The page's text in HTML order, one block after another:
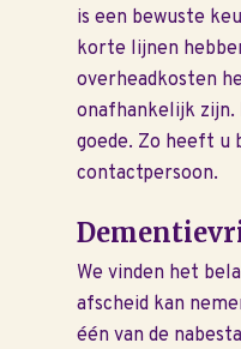
is een bewuste
korte lijnen
overheadkosten
onafhankelijk
goede. Zo heeft u
contactpersoon.
We vinden het
afscheid kan
één van de